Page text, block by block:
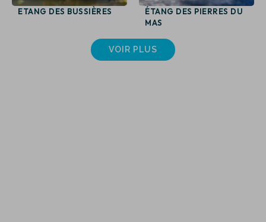
ETANG DES BUSSIÈRES
ÉTANG DES PIERRES DU
MAS
VOIR PLUS